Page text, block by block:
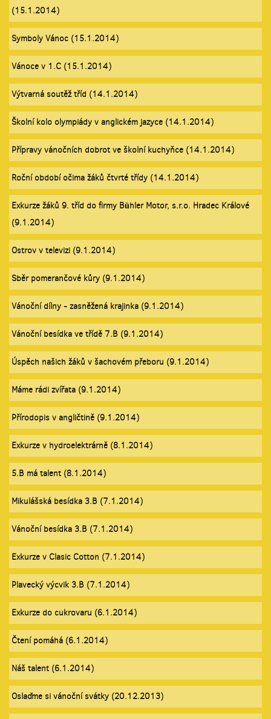
(15.1.2014)
Symboly Vánoc (15.1.2014)
Vánoce v 1.C (15.1.2014)
Výtvarná soutěž tříd (14.1.2014)
Školní kolo olympiády v anglickém jazyce (14.1.2014)
Přípravy vánočních dobrot ve školní kuchyňce (14.1.2014)
Roční období očima žáků čtvrté třídy (14.1.2014)
Exkurze žáků 9. tříd do firmy Bühler Motor, s.r.o. Hradec Králové
(9.1.2014)
Ostrov v televizi (9.1.2014)
Sběr pomerančové kůry (9.1.2014)
Vánoční dílny - zasněžená krajinka (9.1.2014)
Vánoční besídka ve třídě 7.B (9.1.2014)
Úspěch našich žáků v šachovém přeboru (9.1.2014)
Máme rádi zvířata (9.1.2014)
Přírodopis v angličtině (9.1.2014)
Exkurze v hydroelektrárně (8.1.2014)
5.B má talent (8.1.2014)
Mikulášská besídka 3.B (7.1.2014)
Vánoční besídka 3.B (7.1.2014)
Exkurze v Clasic Cotton (7.1.2014)
Plavecký výcvik 3.B (7.1.2014)
Exkurze do cukrovaru (6.1.2014)
Čtení pomáhá (6.1.2014)
Náš talent (6.1.2014)
Oslaďme si vánoční svátky (20.12.2013)